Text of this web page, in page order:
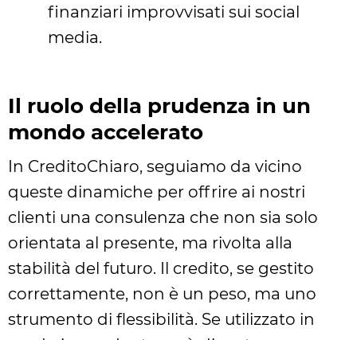
finanziari improvvisati sui social
media.
Il ruolo della prudenza in un
mondo accelerato
In CreditoChiaro, seguiamo da vicino
queste dinamiche per offrire ai nostri
clienti una consulenza che non sia solo
orientata al presente, ma rivolta alla
stabilità del futuro. Il credito, se gestito
correttamente, non è un peso, ma uno
strumento di flessibilità. Se utilizzato in